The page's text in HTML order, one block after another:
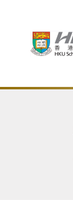
Main